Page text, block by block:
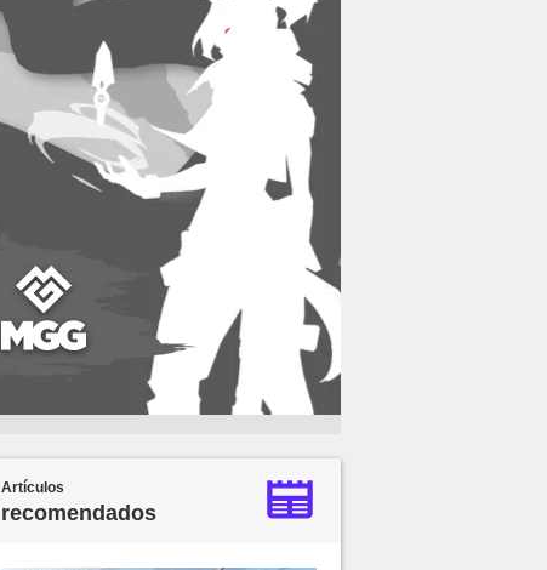
Artículos
recomendados